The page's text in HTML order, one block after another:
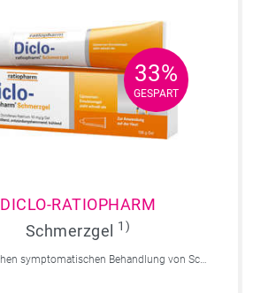
33%
GESPART
33%
GESPART
DICLO-RATIOPHARM
Schmerzgel
1)
Zur äußerlichen symptomatischen Behandlung von Schmerzen, Entzündungen und Schwellungen. Für Erwachsene und Jugendliche über 14 Jahre.